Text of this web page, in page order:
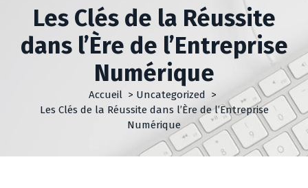
Les Clés de la Réussite
dans l’Ère de l’Entreprise
Numérique
Accueil > Uncategorized >
Les Clés de la Réussite dans l’Ère de l’Entreprise
Numérique